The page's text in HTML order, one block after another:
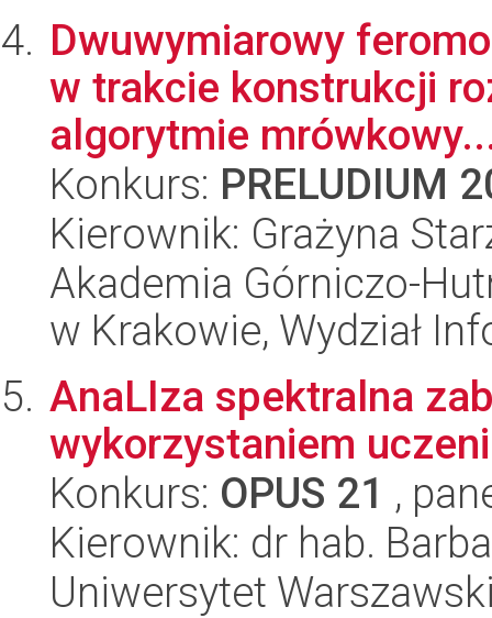
Dwuwymiarowy
w trakcie konstrukcji
algorytmie
Konkurs: PRELUDIUM
Kierownik: Grażyna
Akademia Górniczo-
w Krakowie, Wydział
AnaLIza spektralna
wykorzystaniem
Konkurs: OPUS 21 ,
Kierownik: dr hab.
Uniwersytet